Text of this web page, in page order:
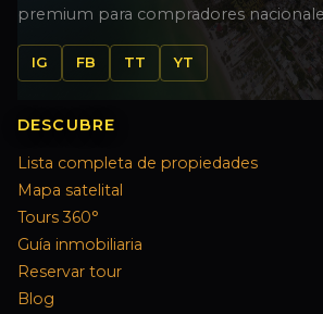
premium para compradores
IG FB TT YT
DESCUBRE
Lista completa de propiedades
Mapa satelital
Tours 360°
Guía inmobiliaria
Reservar tour
Blog